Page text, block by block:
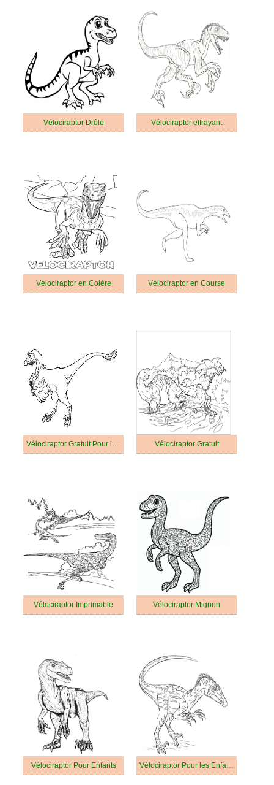
Vélociraptor Drôle Vélociraptor effrayant
Vélociraptor en Colère Vélociraptor en Course
Vélociraptor Gratuit Pour les Enfants Vélociraptor Gratuit
Vélociraptor Imprimable Vélociraptor Mignon
Vélociraptor Pour Enfants Vélociraptor Pour les Enfants